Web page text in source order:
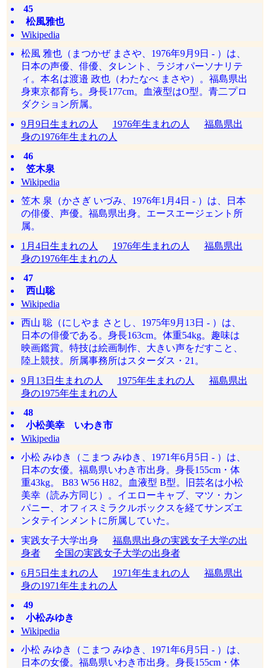
45
松風雅也
Wikipedia
松風 雅也（まつかぜ まさや、1976年9月9日 - ）は、
日本の声優、俳優、タレント、ラジオパーソナリテ
ィ。本名は渡邉 政也（わたなべ まさや）。福島県出
身東京都育ち。身長177cm。血液型はO型。青二プロ
ダクション所属。
9月9日生まれの人
1976年生まれの人
福島県出
身の1976年生まれの人
46
笠木泉
Wikipedia
笠木 泉（かさぎ いづみ、1976年1月4日 - ）は、日本
の俳優、声優。福島県出身。エースエージェント所
属。
1月4日生まれの人
1976年生まれの人
福島県出
身の1976年生まれの人
47
西山聡
Wikipedia
西山 聡（にしやま さとし、1975年9月13日 - ）は、
日本の俳優である。身長163cm。体重54kg。趣味は
映画鑑賞。特技は絵画制作、大きい声をだすこと、
陸上競技。所属事務所はスターダス・21。
9月13日生まれの人
1975年生まれの人
福島県出
身の1975年生まれの人
48
小松美幸 いわき市
Wikipedia
小松 みゆき（こまつ みゆき、1971年6月5日 - ）は、
日本の女優。福島県いわき市出身。身長155cm・体
重43kg。 B83 W56 H82。血液型 B型。旧芸名は小松
美幸（読み方同じ）。イエローキャブ、マツ・カン
パニー、オフィスミラクルボックスを経てサンズエ
ンタテインメントに所属していた。
実践女子大学出身 福島県出身の実践女子大学の出
身者
全国の実践女子大学の出身者
6月5日生まれの人
1971年生まれの人
福島県出
身の1971年生まれの人
49
小松みゆき
Wikipedia
小松 みゆき（こまつ みゆき、1971年6月5日 - ）は、
日本の女優。福島県いわき市出身。身長155cm・体